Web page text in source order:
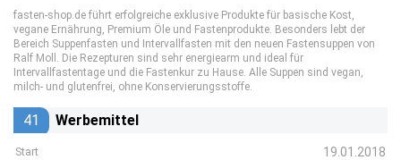
fasten-shop.de führt erfolgreiche exklusive Produkte für basische Kost,
vegane Ernährung, Premium Öle und Fastenprodukte. Besonders lebt der
Bereich Suppenfasten und Intervallfasten mit den neuen Fastensuppen von
Ralf Moll. Die Rezepturen sind sehr energiearm und ideal für
Intervallfastentage und die Fastenkur zu Hause. Alle Suppen sind vegan,
milch- und glutenfrei, ohne Konservierungsstoffe.
41 Werbemittel
Start 19.01.2018